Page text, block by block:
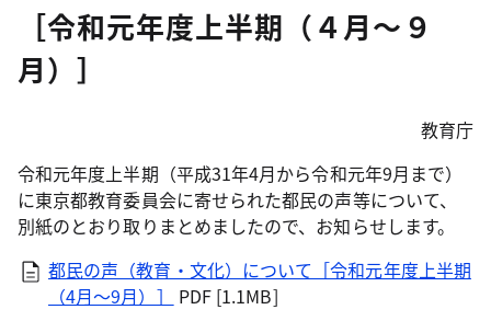
［令和元年度上半期（４月～９
月）］
教育庁
令和元年度上半期（平成31年4月から令和元年9月まで）
に東京都教育委員会に寄せられた都民の声等について、
別紙のとおり取りまとめましたので、お知らせします。
都民の声（教育・文化）について［令和元年度上半期
（4月～9月）］
PDF [1.1MB]